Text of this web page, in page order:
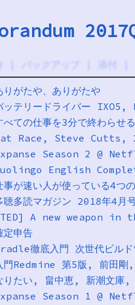
バックアップ 添付
がたや、ありがたや
テリードライバー IXO5,
ての仕事を3分で終わらせ
Race, Steve Cutts,
Season 2 @
English
が速い人が使っている4
多読マガジン 2018年4月
A new weapon
申告
徹底入門 次世代ビルド
Redmine 第5版, 前田剛
たい, 畠中恵, 新潮文庫,
Season 1 @